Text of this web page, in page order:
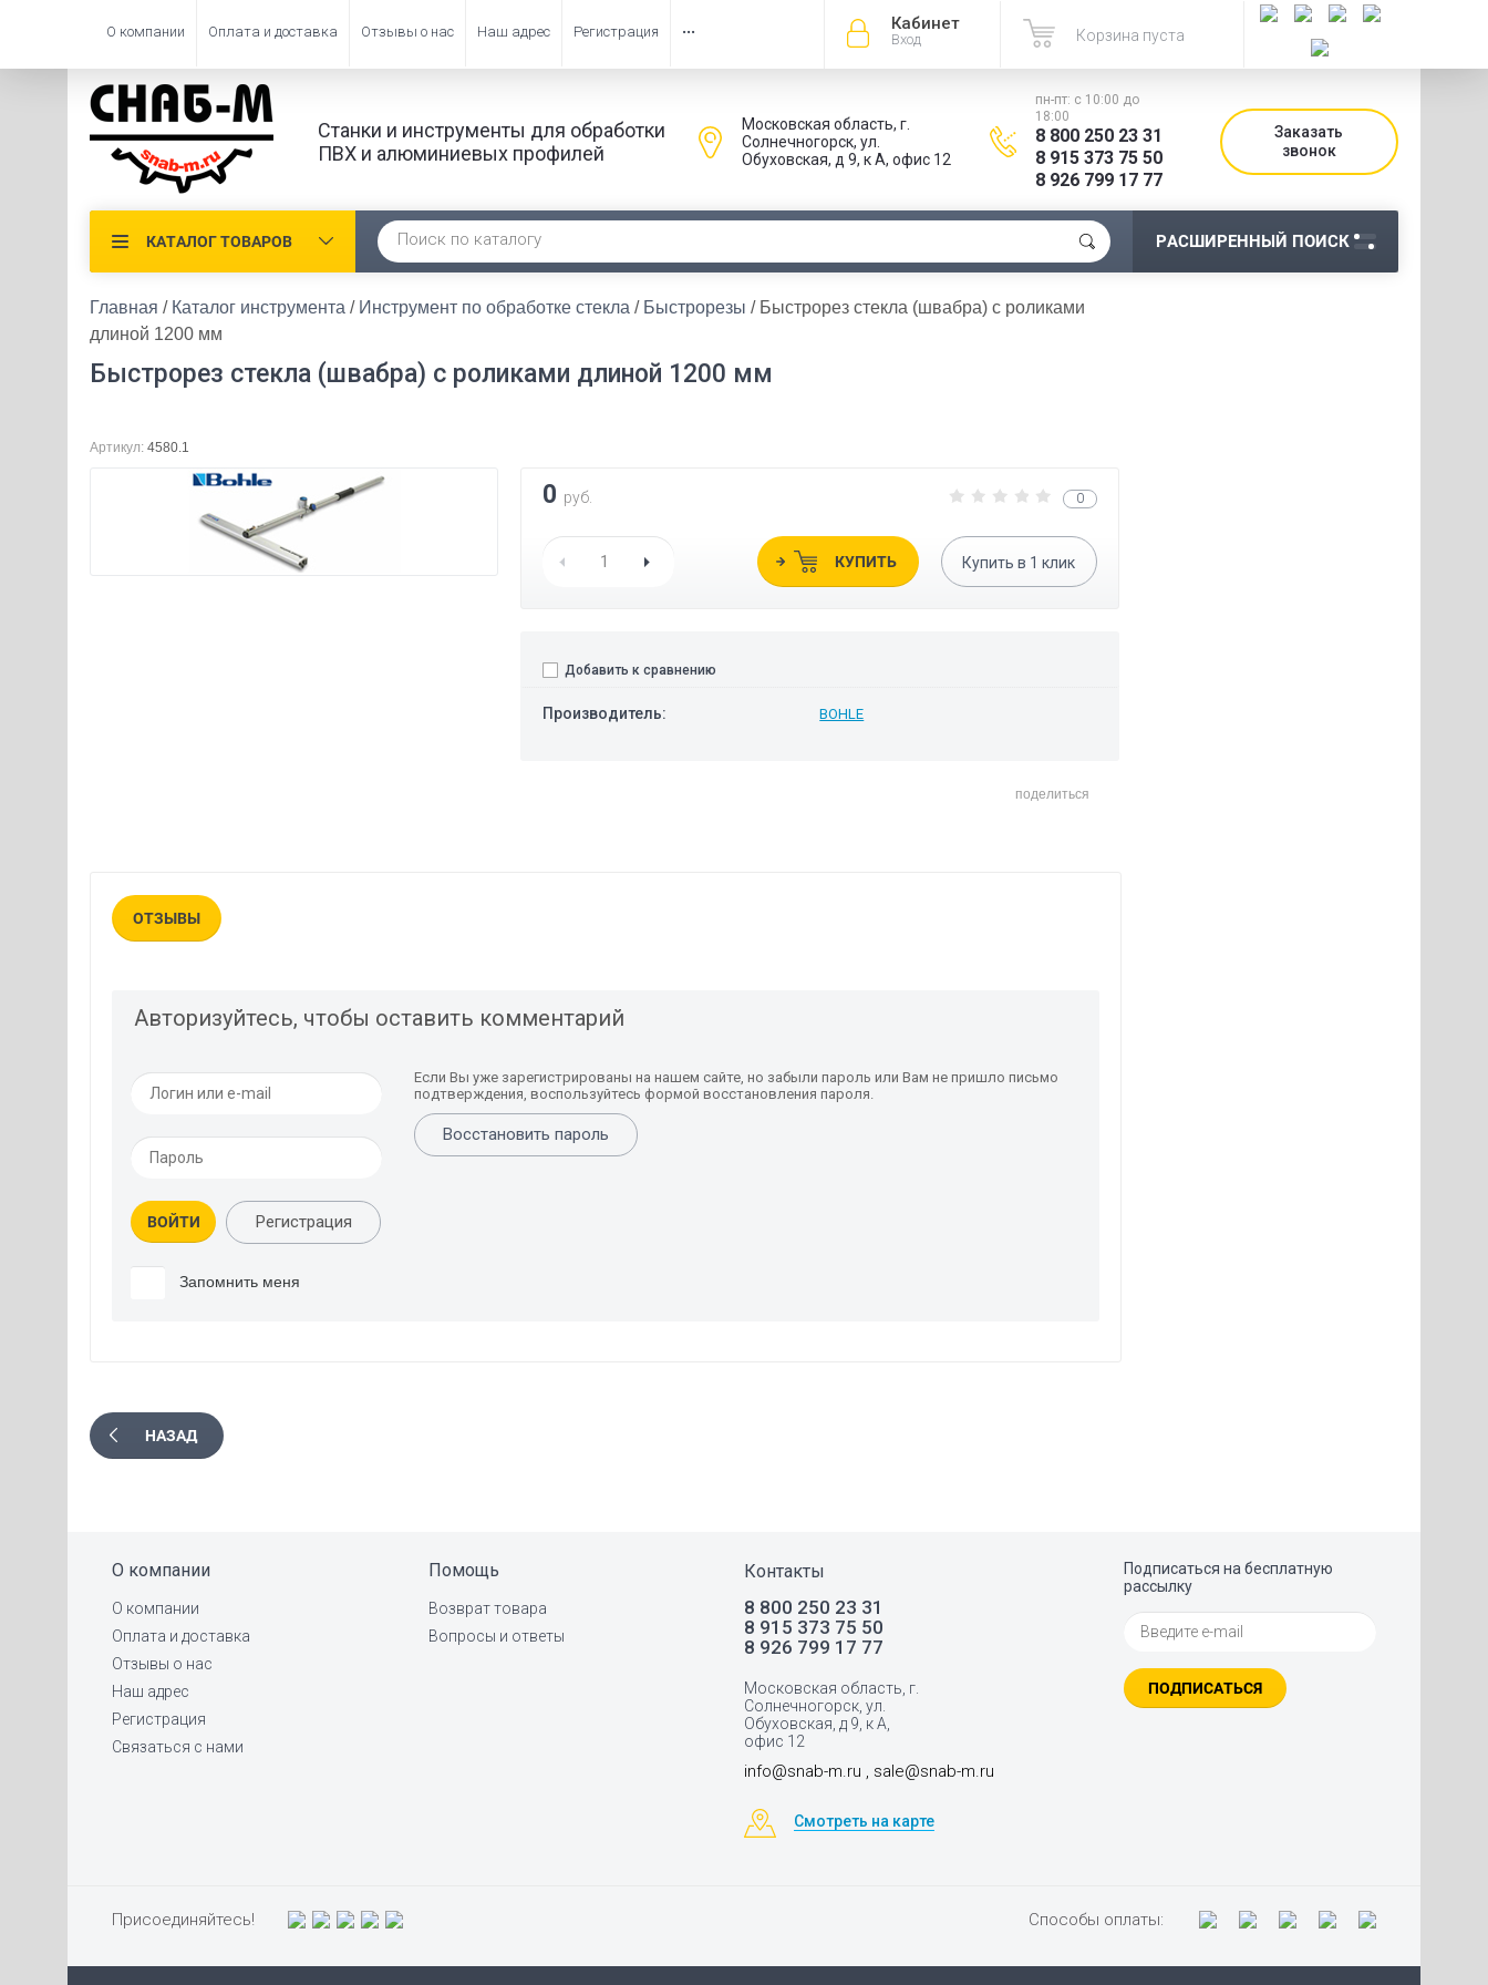
Кабинет
Вход Корзина пуста
О компании Оплата и доставка Отзывы о нас Наш адрес Регистрация •••
Станки и инструменты для обработки
ПВХ и алюминиевых профилей
Московская область, г.
Солнечногорск, ул.
Обуховская, д 9, к А, офис 12
пн-пт: с 10:00 до
18:00
8 800 250 23 31
8 915 373 75 50
8 926 799 17 77
Заказать
звонок
КАТАЛОГ ТОВАРОВ РАСШИРЕННЫЙ ПОИСК
Главная / Каталог инструмента / Инструмент по обработке стекла / Быстрорезы / Быстрорез стекла (швабра) с роликами
длиной 1200 мм
Быстрорез стекла (швабра) с роликами длиной 1200 мм
Артикул: 4580.1
0
0 руб.
КУПИТЬ Купить в 1 клик
Добавить к сравнению
Производитель: BOHLE
поделиться
ОТЗЫВЫ
Авторизуйтесь, чтобы оставить комментарий
ВОЙТИ Регистрация
Запомнить меня
Если Вы уже зарегистрированы на нашем сайте, но забыли пароль или Вам не пришло письмо
подтверждения, воспользуйтесь формой восстановления пароля.
Восстановить пароль
НАЗАД
О компании
О компании
Оплата и доставка
Отзывы о нас
Наш адрес
Регистрация
Связаться с нами
Помощь
Возврат товара
Вопросы и ответы
Контакты
8 800 250 23 31
8 915 373 75 50
8 926 799 17 77
Московская область, г.
Солнечногорск, ул.
Обуховская, д 9, к А,
офис 12
info@snab-m.ru , sale@snab-m.ru
Смотреть на карте
Подписаться на бесплатную
рассылку
ПОДПИСАТЬСЯ
Присоединяйтесь! Способы оплаты: